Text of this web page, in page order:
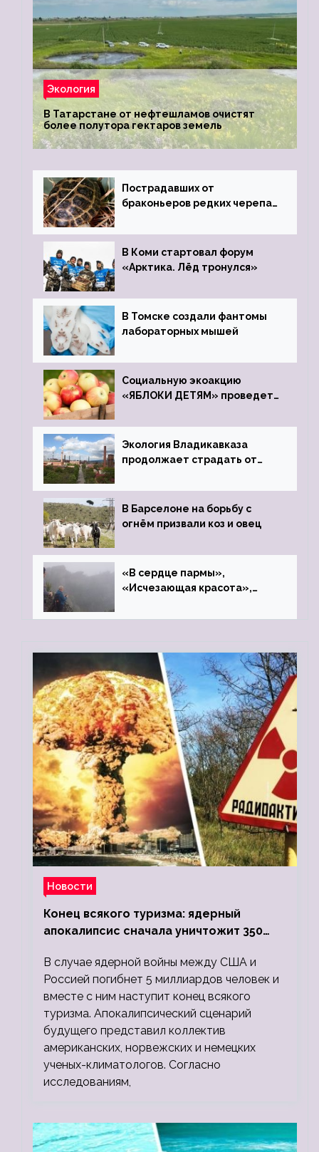
Экология
В Татарстане от нефтешламов очистят
более полутора гектаров земель
Пострадавших от
браконьеров редких черепах
зоопарк
В Коми стартовал форум
«Арктика. Лёд тронулся»
В Томске создали фантомы
лабораторных мышей
Социальную экоакцию
«ЯБЛОКИ ДЕТЯМ» проведет
Экология Владикавказа
продолжает страдать от
В Барселоне на борьбу с
огнём призвали коз и овец
«В сердце пармы»,
«Исчезающая красота»,
Новости
Конец всякого туризма: ядерный
апокалипсис сначала уничтожит 350
людей
В случае ядерной войны между США и
Россией погибнет 5 миллиардов человек и
вместе с ним наступит конец всякого
туризма. Апокалипсический сценарий
будущего представил коллектив
американских, норвежских и немецких
ученых-климатологов. Согласно
исследованиям,